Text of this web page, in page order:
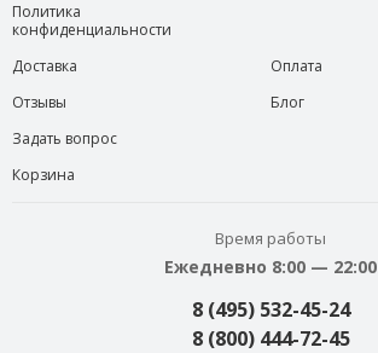
Политика
конфиденциальности
Доставка
Отзывы
Задать вопрос
Корзина
Оплата
Блог
Время работы
Ежедневно 8:00 — 22:00
8 (495) 532-45-24
8 (800) 444-72-45